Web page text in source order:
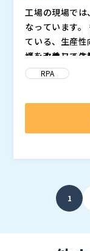
工場の現場で
なっています
ている、生産
境を改善して
が急務となって
バックオフィ
下3つです。 ・
クも伴います
に効率的に機
るメリットに
を自動化して
能に。 RPAの
株式会社オー
加、削除され
RPA
1